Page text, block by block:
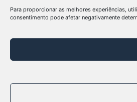
Para proporcionar as melhores experiências,
consentimento pode afetar negativamente